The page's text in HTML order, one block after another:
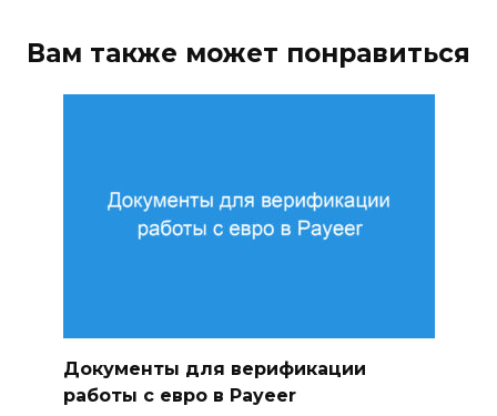
Вам также может понравиться
Документы для верификации
работы с евро в Payeer